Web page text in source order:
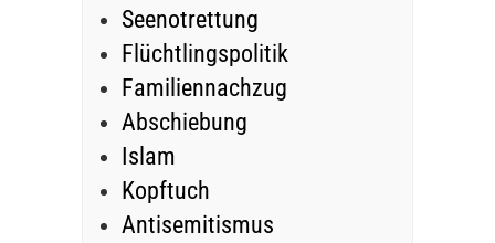
Seenotrettung
Flüchtlingspolitik
Familiennachzug
Abschiebung
Islam
Kopftuch
Antisemitismus